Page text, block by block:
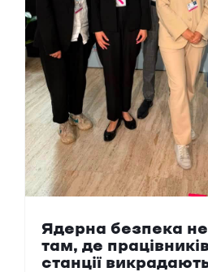
Ядерна безпека
там, де
станції